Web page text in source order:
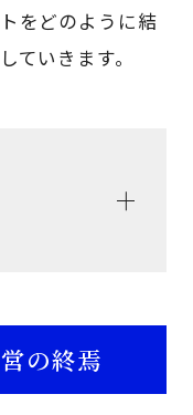
をどのように結
ていきます。
の終焉